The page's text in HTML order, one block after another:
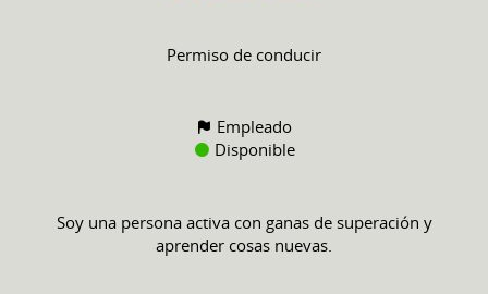
Permiso de conducir
Empleado
Disponible
Soy una persona activa con ganas de superación y
aprender cosas nuevas.